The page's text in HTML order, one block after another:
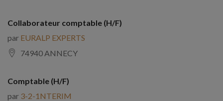
Collaborateur comptable (H/F)
par EURALP EXPERTS
74940 ANNECY
Comptable (H/F)
par 3-2-1NTERIM